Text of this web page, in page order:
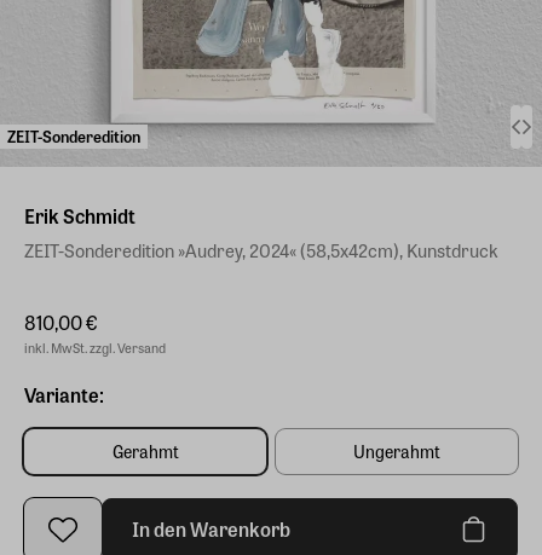
ZEIT-Sonderedition
Erik Schmidt
ZEIT-Sonderedition »Audrey, 2024« (58,5x42cm), Kunstdruck
810,00 €
inkl. MwSt. zzgl. Versand
Variante:
Gerahmt Ungerahmt
In den Warenkorb